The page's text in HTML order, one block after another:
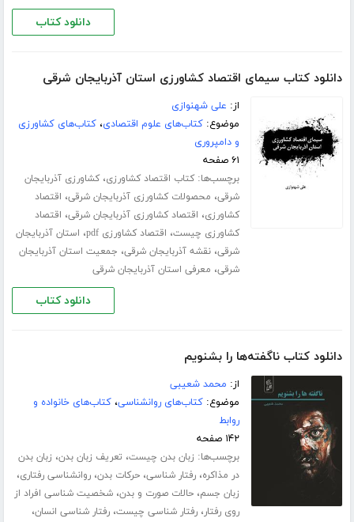
دانلود کتاب
دانلود کتاب سیمای اقتصاد کشاورزی استان آذربایجان شرقی
از: علی شهنوازی
موضوع:کتاب‌های علوم اقتصادی،کتاب‌های کشاورزی
و دامپروری
۶۱ صفحه
برچسب‌ها:کتاب اقتصاد کشاورزی،کشاورزی آذربایجان
شرقی، محصولات کشاورزی آذربایجان شرقی، اقتصاد
کشاورزی، اقتصاد کشاورزی آذربایجان شرقی، اقتصاد
کشاورزی چیست، اقتصاد کشاورزی pdf ، استان آذربایجان
شرقی،نقشه آذربایجان شرقی، جمعیت استان آذربایجان
شرقی، معرفی استان آذربایجان شرقی
دانلود کتاب
دانلود کتاب ناگفته‌ها را بشنویم
از: محمد شعیبی
موضوع:کتاب‌های روانشناسی،کتاب‌های خانواده و
روابط
۱۴۲ صفحه
برچسب‌ها: زبان بدن چیست، تعریف زبان بدن، زبان بدن
در مذاکره،رفتار شناسی،حرکات بدن،روانشناسی رفتاری،
زبان جسم،حالات صورت و بدن،شخصیت شناسی افراد از
روی رفتار،رفتار شناسی چیست،رفتار شناسی انسان،